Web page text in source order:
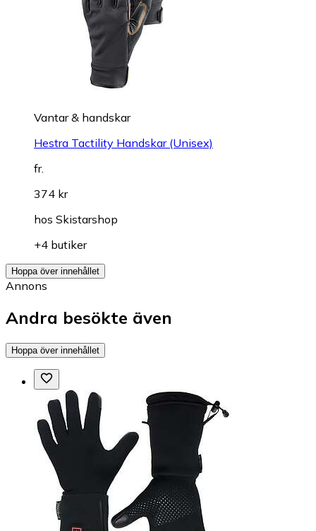
Vantar & handskar
Hestra Tactility Handskar (Unisex)
fr.
374 kr
hos Skistarshop
+4 butiker
Hoppa över innehållet
Annons
Andra besökte även
Hoppa över innehållet